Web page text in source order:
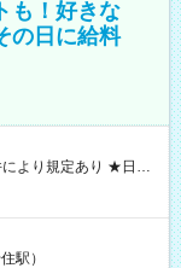
も！好きな
の日に給料
GET♪ お仕事後はコ
間】試
駅）